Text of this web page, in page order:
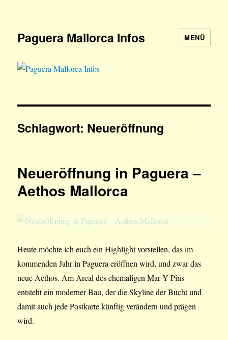
Paguera Mallorca Infos MENÜ
Schlagwort: Neueröffnung
Neueröffnung in Paguera –
Aethos Mallorca
Heute möchte ich euch ein Highlight vorstellen, das im
kommenden Jahr in Paguera eröffnen wird, und zwar das
neue Aethos. Am Areal des ehemaligen Mar Y Pins
entsteht ein moderner Bau, der die Skyline der Bucht und
damit auch jede Postkarte künftig verändern und prägen
wird.